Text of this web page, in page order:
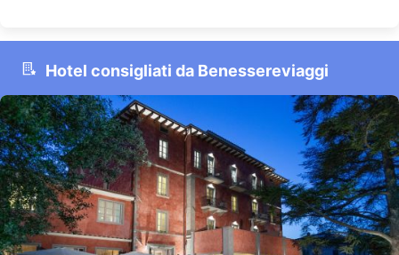
Hotel consigliati da Benessereviaggi